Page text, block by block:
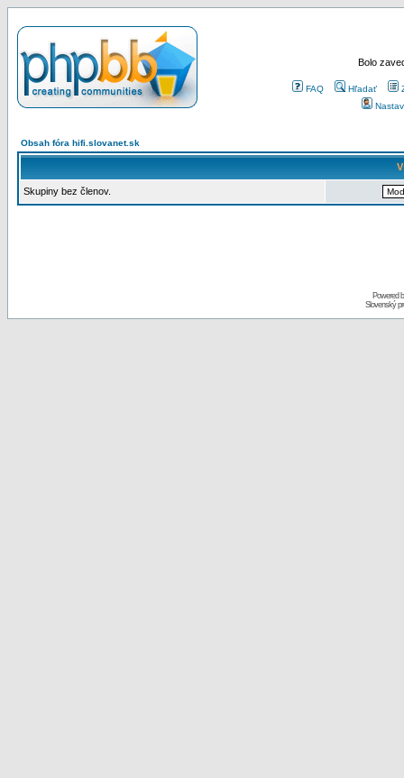
Bolo
FAQ Hľadať
Obsah fóra hifi.slovanet.sk
Skupiny bez členov.
Powered
Slovenský